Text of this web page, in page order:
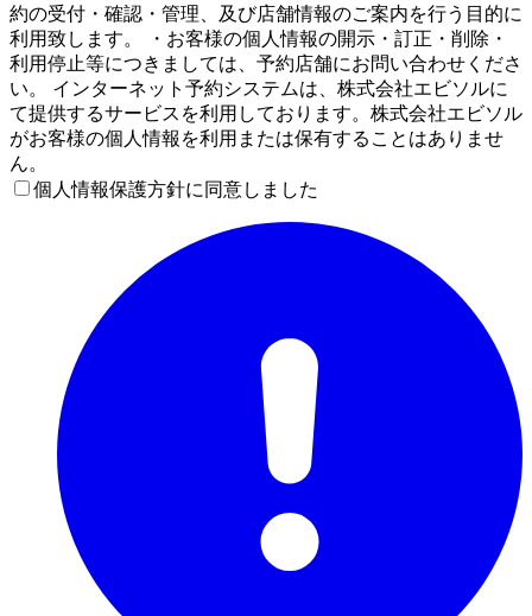
約の受付・確認・管理、及び店舗情報のご案内を行う目的に
利用致します。 ・お客様の個人情報の開示・訂正・削除・
利用停止等につきましては、予約店舗にお問い合わせくださ
い。 インターネット予約システムは、株式会社エビソルに
て提供するサービスを利用しております。株式会社エビソル
がお客様の個人情報を利用または保有することはありませ
ん。
個人情報保護方針に同意しました